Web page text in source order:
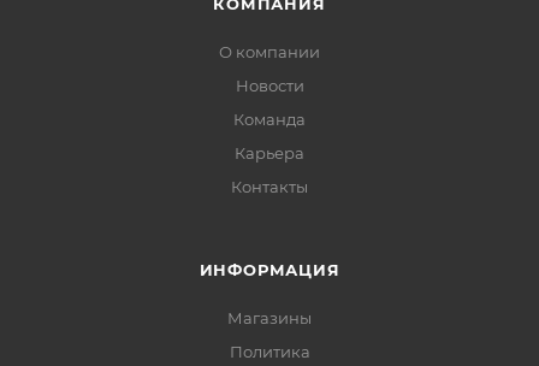
О компании
Новости
Команда
Карьера
Контакты
ИНФОРМАЦИЯ
Магазины
Политика